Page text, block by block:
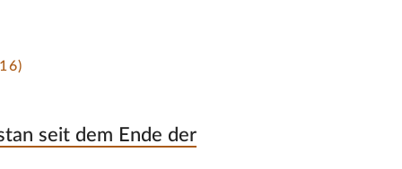
seit dem Ende der